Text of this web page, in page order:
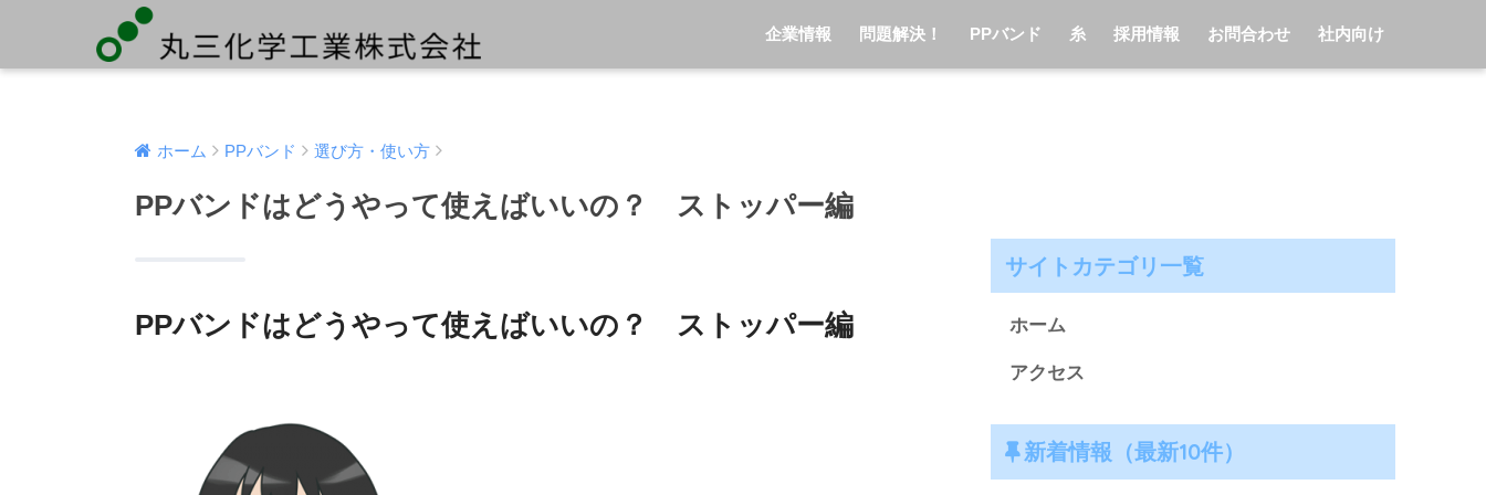
企業情報 問題解決！ PPバンド 糸 採用情報 お問合わせ 社内向け
ホーム PPバンド 選び方・使い方
PPバンドはどうやって使えばいいの？ ストッパー編
PPバンドはどうやって使えばいいの？ ストッパー編
サイトカテゴリ一覧
ホーム
アクセス
新着情報（最新10件）